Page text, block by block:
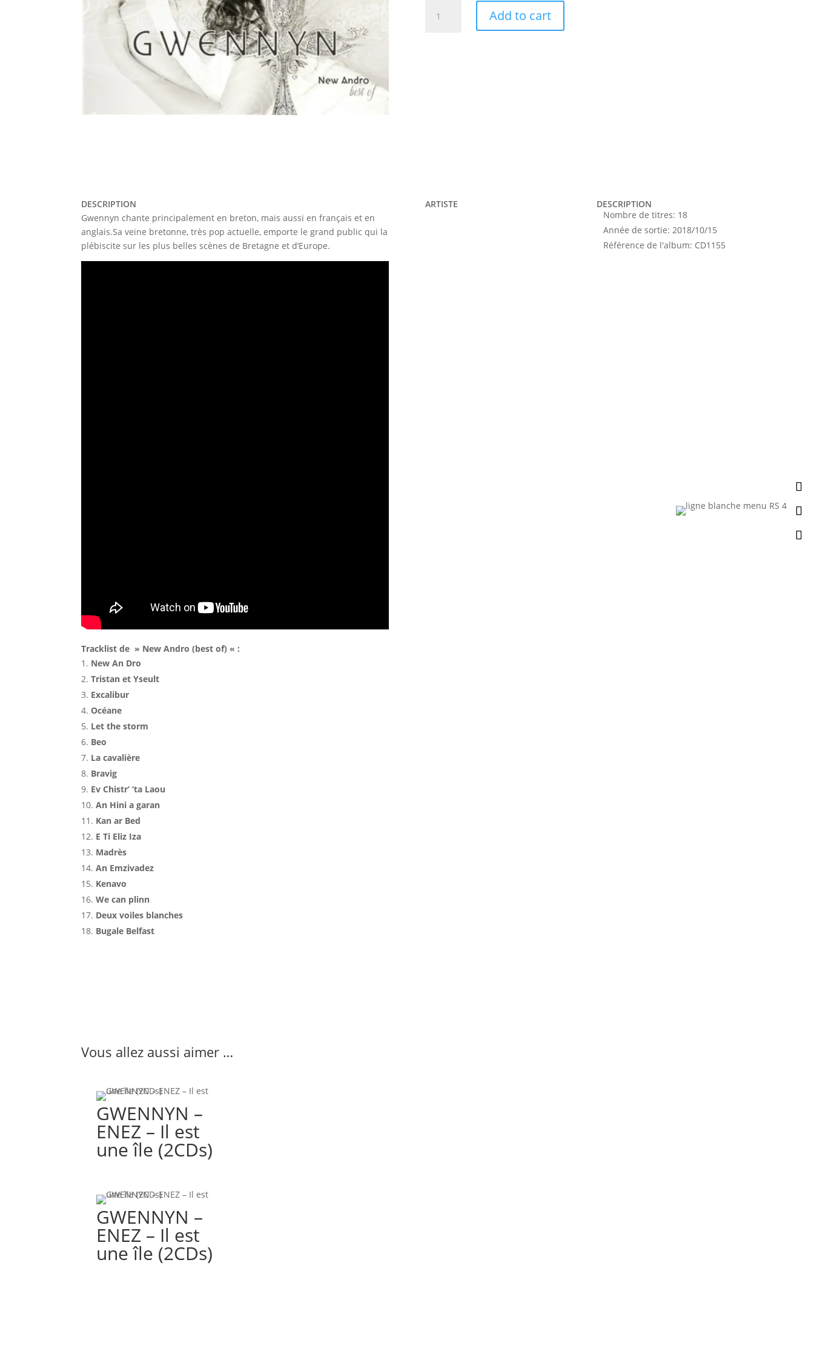
Add to cart
DESCRIPTION
Gwennyn chante principalement en breton, mais aussi en français et en
anglais.Sa veine bretonne, très pop actuelle, emporte le grand public qui la
plébiscite sur les plus belles scènes de Bretagne et d’Europe.
Tracklist de » New Andro (best of) « :
New An Dro
Tristan et Yseult
Excalibur
Océane
Let the storm
Beo
La cavalière
Bravig
Ev Chistr’ ‘ta Laou
An Hini a garan
Kan ar Bed
E Ti Eliz Iza
Madrès
An Emzivadez
Kenavo
We can plinn
Deux voiles blanches
Bugale Belfast
ARTISTE
DESCRIPTION
Nombre de titres: 18
Année de sortie: 2018/10/15
Référence de l'album: CD1155
Vous allez aussi aimer …
GWENNYN –
ENEZ – Il est
une île (2CDs)
GWENNYN –
ENEZ – Il est
une île (2CDs)